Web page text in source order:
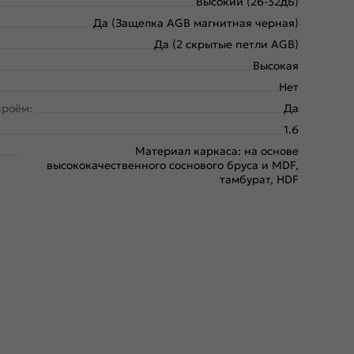
Да (Защелка AGB магнитная черная)
Да (2 скрытые петли AGB)
Высокая
Нет
Да
1.6
Материал каркаса: на основе
высококачественного соснового бруса и MDF,
тамбурат, HDF